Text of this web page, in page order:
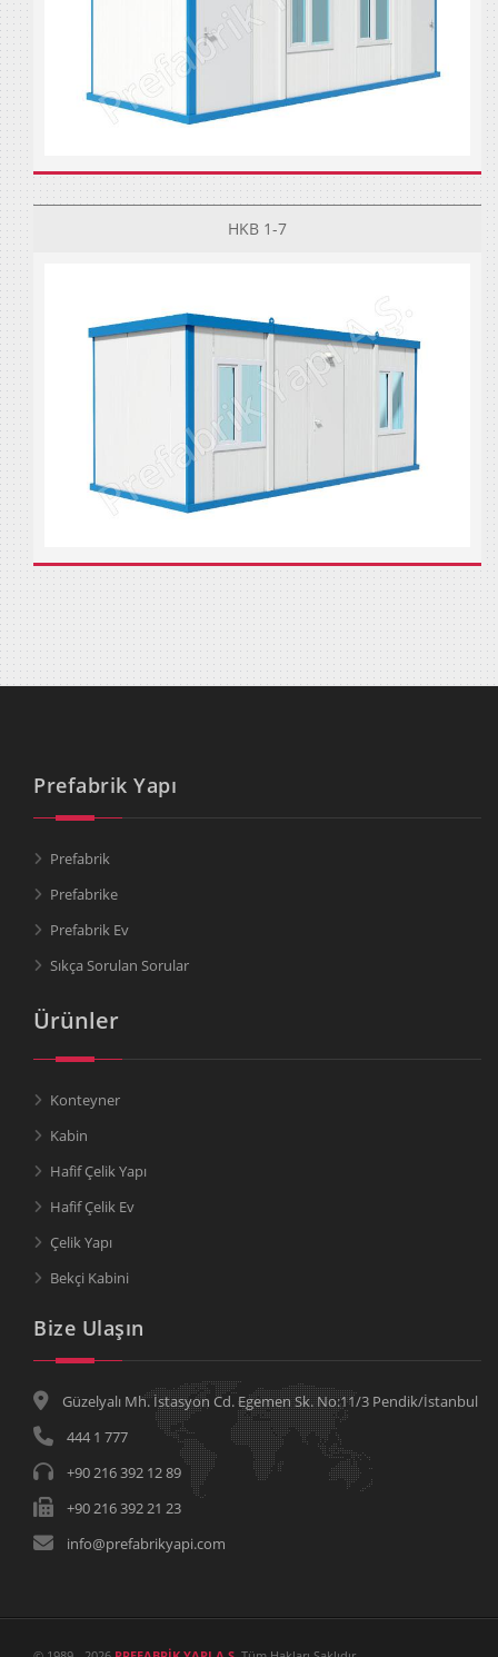
HKB 1-7
Prefabrik Yapı
Prefabrik
Prefabrike
Prefabrik Ev
Sıkça Sorulan Sorular
Ürünler
Konteyner
Kabin
Hafif Çelik Yapı
Hafif Çelik Ev
Çelik Yapı
Bekçi Kabini
Bize Ulaşın
Güzelyalı Mh. İstasyon Cd. Egemen Sk. No:11/3 Pendik/İstanbul
444 1 777
+90 216 392 12 89
+90 216 392 21 23
info@prefabrikyapi.com